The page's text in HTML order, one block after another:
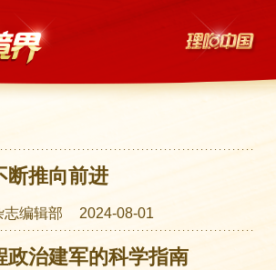
断推向前进
志编辑部 2024-08-01
政治建军的科学指南